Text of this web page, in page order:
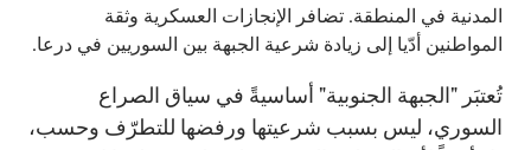
المدنية في المنطقة. تضافر الإنجازات العسكرية وثقة
المواطنين أدّيا إلى زيادة شرعية الجبهة بين السوريين في درعا.
تُعتبَر "الجبهة الجنوبية" أساسيةً في سياق الصراع
السوري، ليس بسبب شرعيتها ورفضها للتطرّف وحسب،